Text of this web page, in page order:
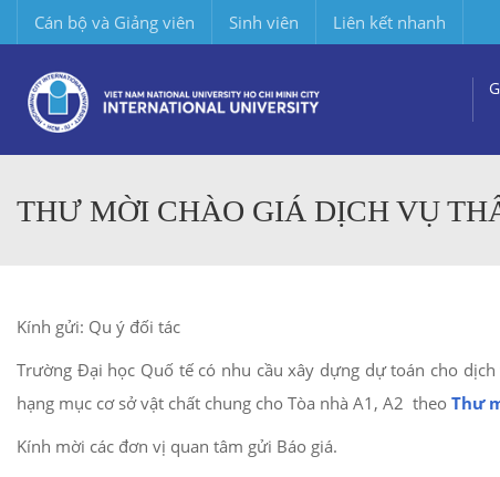
Cán bộ và Giảng viên Sinh viên Liên kết nhanh
THƯ MỜI CHÀO GIÁ DỊCH VỤ
Kính gửi: Qu ý đối tác
Trường Đại học Quố tế có nhu cầu xây dựng dự toán cho
hạng mục cơ sở vật chất chung cho Tòa nhà A1, A2 theo Thư
Kính mời các đơn vị quan tâm gửi Báo giá.